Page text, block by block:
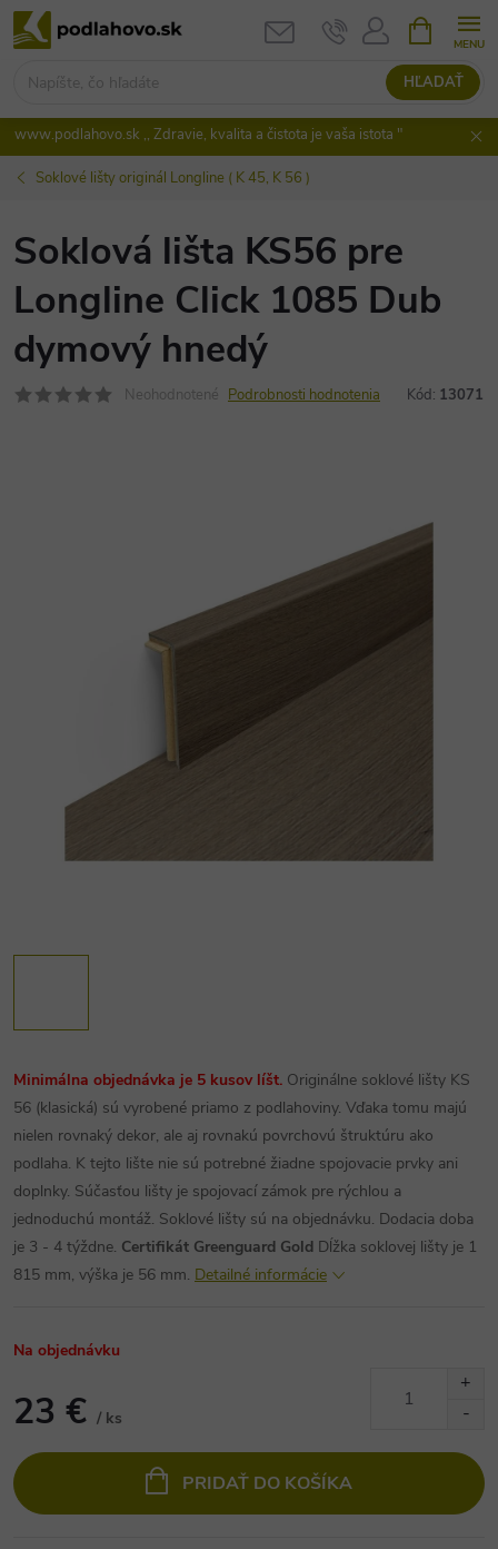
Prejsť
na
HĽADAŤ
KOŠÍK
www.podlahovo.sk ,, Zdravie, kvalita a čistota je vaša istota "
Soklové lišty originál Longline ( K 45, K 56 )
Soklová lišta KS56 pre
Longline Click 1085 Dub
dymový hnedý
Neohodnotené Podrobnosti hodnotenia Kód: 13071
Minimálna objednávka je 5 kusov líšt. Originálne soklové lišty KS
56 (klasická) sú vyrobené priamo z podlahoviny. Vďaka tomu majú
nielen rovnaký dekor, ale aj rovnakú povrchovú štruktúru ako
podlaha. K tejto lište nie sú potrebné žiadne spojovacie prvky ani
doplnky. Súčasťou lišty je spojovací zámok pre rýchlou a
jednoduchú montáž. Soklové lišty sú na objednávku. Dodacia doba
je 3 - 4 týždne. Certifikát Greenguard Gold Dĺžka soklovej lišty je 1
815 mm, výška je 56 mm. Detailné informácie
Na objednávku
23 € / ks
cena:
PRIDAŤ DO KOŠÍKA